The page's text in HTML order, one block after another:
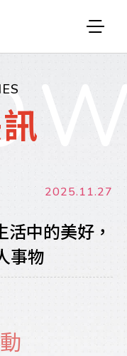
2025.11.27
中的美好，
事物